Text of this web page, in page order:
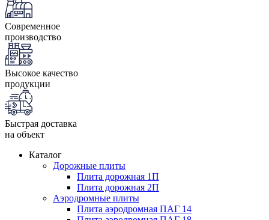
Современное
производство
Высокое качество
продукции
Быстрая доставка
на объект
Каталог
Дорожные плиты
Плита дорожная 1П
Плита дорожная 2П
Аэродромные плиты
Плита аэродромная ПАГ 14